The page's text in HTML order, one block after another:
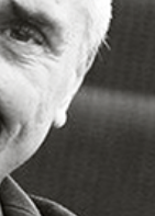
langlebigen
wenig besser.
bei
Einkommen
zu bieten hat.